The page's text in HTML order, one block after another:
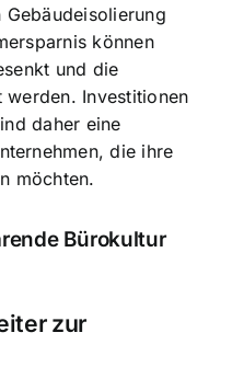
können
und die
Investitionen
daher eine
die ihre
möchten.
Bürokultur
zur